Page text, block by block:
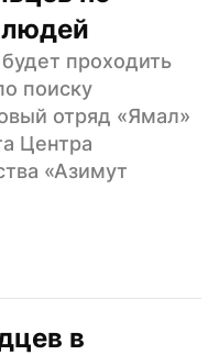
проходить
поиску
отряд «Ямал»
Центра
«Азимут
в